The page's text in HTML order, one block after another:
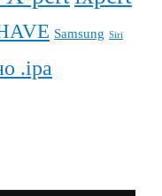
Samsung Siri
.ipa